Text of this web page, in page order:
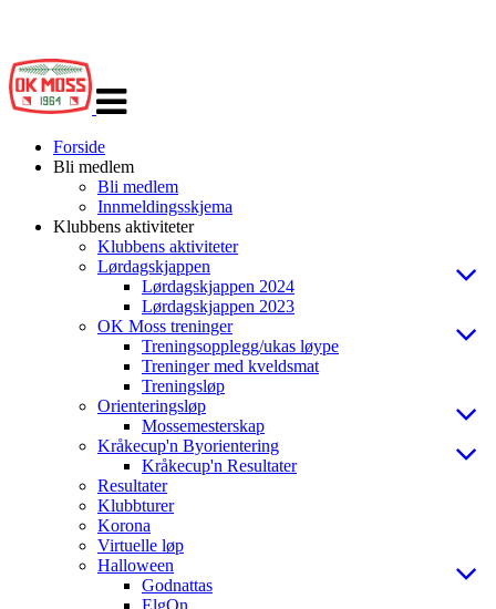
navigasjon
Forside
Bli medlem
Bli medlem
Innmeldingsskjema
Klubbens aktiviteter
Klubbens aktiviteter
Lørdagskjappen
Lørdagskjappen 2024
Lørdagskjappen 2023
OK Moss treninger
Treningsopplegg/ukas løype
Treninger med kveldsmat
Treningsløp
Orienteringsløp
Mossemesterskap
Kråkecup'n Byorientering
Kråkecup'n Resultater
Resultater
Klubbturer
Korona
Virtuelle løp
Halloween
Godnattas
ElgOn